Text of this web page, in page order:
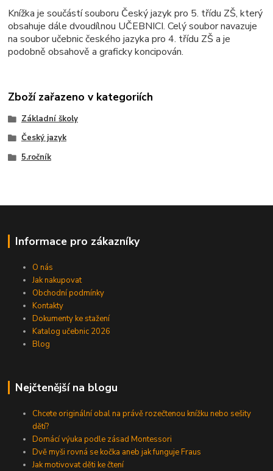
Knížka je součástí souboru Český jazyk pro 5. třídu ZŠ, který
obsahuje dále dvoudílnou UČEBNICI. Celý soubor navazuje
na soubor učebnic českého jazyka pro 4. třídu ZŠ a je
podobně obsahově a graficky koncipován.
Zboží zařazeno v kategoriích
Základní školy
Český jazyk
5.ročník
Informace pro zákazníky
O nás
Jak nakupovat
Obchodní podmínky
Kontakty
Dokumenty ke stažení
Katalog učebnic 2026
Blog
Nejčtenější na blogu
Chcete originální obal na právě rozečtenou knížku nebo sešity
dětí?
Domácí výuka podle zásad Montessori
Dvě myši rovná se kočka aneb jak funguje Fraus
Jak motivovat děti ke čtení